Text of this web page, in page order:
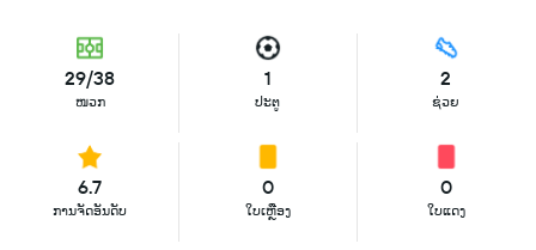
29/38
ໜວກ
1
ປະຕູ
2
ຊ່ວຍ
6.7
ການຈັດອັນດັບ
0
ໃບເຫຼືອງ
0
ໃບແດງ